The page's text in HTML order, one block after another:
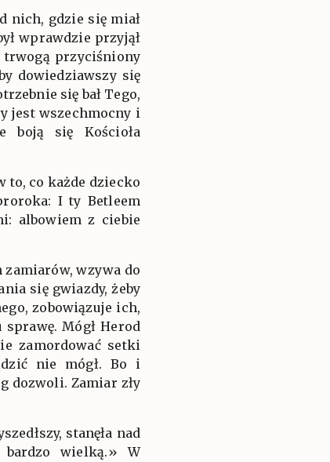
nich, gdzie się miał
wprawdzie przyjął
trwogą przyciśniony
dowiedziawszy się
się bał Tego,
jest wszechmocny i
boją się Kościoła
to, co każde dziecko
I ty Betleem
albowiem z ciebie
wzywa do
się gwiazdy, żeby
zobowiązuje ich,
Mógł Herod
zamordować setki
nie mógł. Bo i
dozwoli. Zamiar zły
stanęła nad
bardzo wielką.» W